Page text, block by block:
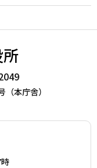
本庁舎）